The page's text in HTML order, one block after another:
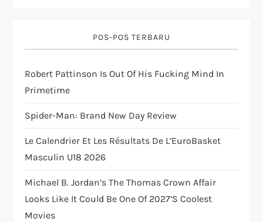
t
i
o
n
POS-POS TERBARU
Robert Pattinson Is Out Of His Fucking Mind In
Primetime
Spider-Man: Brand New Day Review
Le Calendrier Et Les Résultats De L’EuroBasket
Masculin U18 2026
Michael B. Jordan’s The Thomas Crown Affair
Looks Like It Could Be One Of 2027’s Coolest
Movies